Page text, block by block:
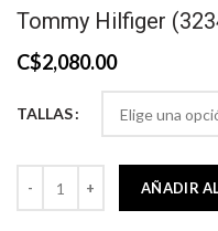
Tommy Hilfiger
C$2,080.00
TALLAS
AÑADIR